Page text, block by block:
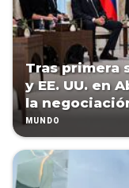
Tras primera
y EE. UU. en
la
MUNDO